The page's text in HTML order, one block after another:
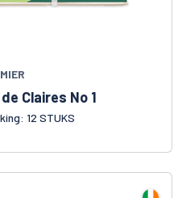
Claires No 1
12 STUKS